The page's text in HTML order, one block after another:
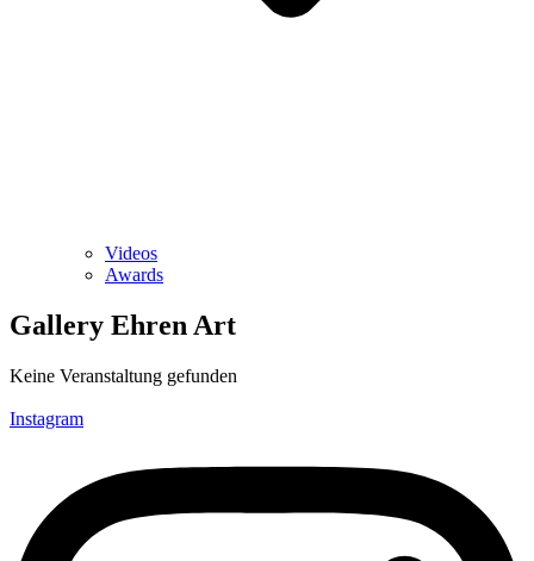
Videos
Awards
Gallery Ehren Art
Keine Veranstaltung gefunden
Instagram